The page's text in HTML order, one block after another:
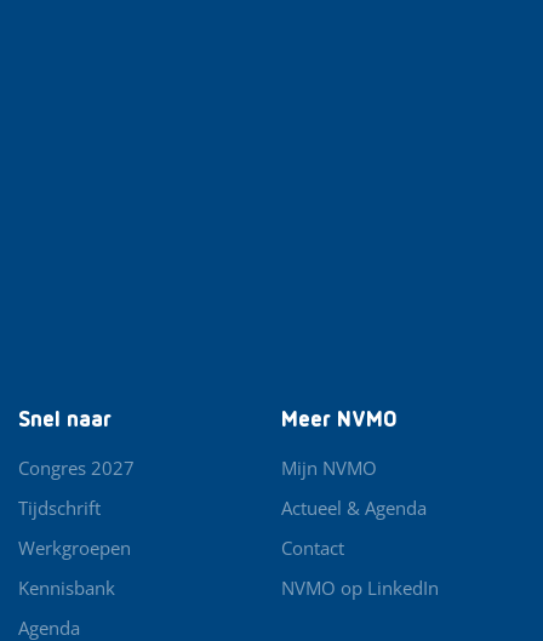
Snel naar
Congres 2027
Tijdschrift
Werkgroepen
Kennisbank
Agenda
Meer NVMO
Mijn NVMO
Actueel & Agenda
Contact
NVMO op LinkedIn